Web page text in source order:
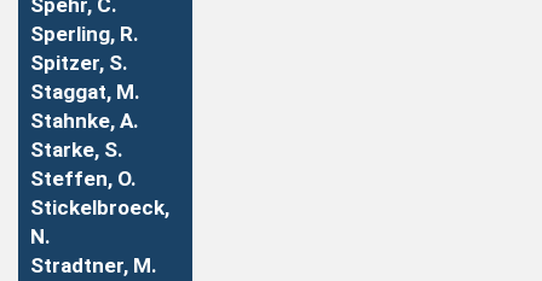
Spehr, C.
Sperling, R.
Spitzer, S.
Staggat, M.
Stahnke, A.
Starke, S.
Steffen, O.
Stickelbroeck,
N.
Stradtner, M.